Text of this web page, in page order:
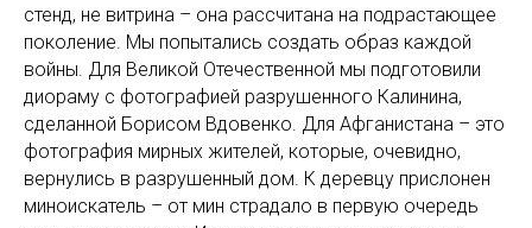
стенд, не витрина – она рассчитана на подрастающее
поколение. Мы попытались создать образ каждой
войны. Для Великой Отечественной мы подготовили
диораму с фотографией разрушенного Калинина,
сделанной Борисом Вдовенко. Для Афганистана – это
фотография мирных жителей, которые, очевидно,
вернулись в разрушенный дом. К деревцу прислонен
миноискатель – от мин страдало в первую очередь